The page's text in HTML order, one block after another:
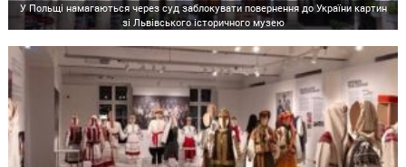
У Польщі намагаються через суд заблокувати повернення до України картин
зі Львівського історичного музею